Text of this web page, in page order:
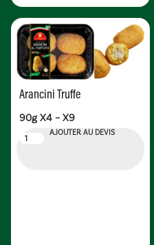
Arancini Truffe
90g X4 – X9
AJOUTER AU DEVIS